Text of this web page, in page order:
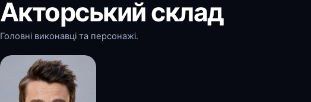
Акторський склад
Головні виконавці та персонажі.